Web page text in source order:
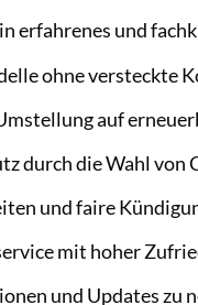
erfahrenes und
ohne versteckte
auf
durch die Wahl von
und faire
mit hoher
und Updates zu